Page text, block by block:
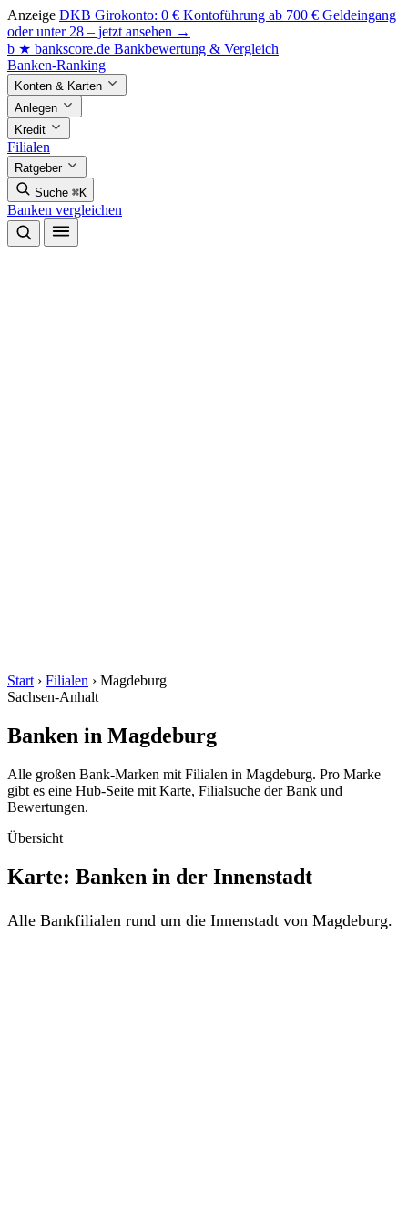
Anzeige DKB Girokonto: 0 € Kontoführung ab 700 € Geldeingang
oder unter 28 – jetzt ansehen →
b ★ bankscore.de Bankbewertung & Vergleich
Banken-Ranking
Konten & Karten
Anlegen
Kredit
Filialen
Ratgeber
Suche ⌘K
Banken vergleichen
Start › Filialen › Magdeburg
Sachsen-Anhalt
Banken in Magdeburg
Alle großen Bank-Marken mit Filialen in Magdeburg. Pro Marke
gibt es eine Hub-Seite mit Karte, Filialsuche der Bank und
Bewertungen.
Übersicht
Karte: Banken in der Innenstadt
Alle Bankfilialen rund um die Innenstadt von Magdeburg.